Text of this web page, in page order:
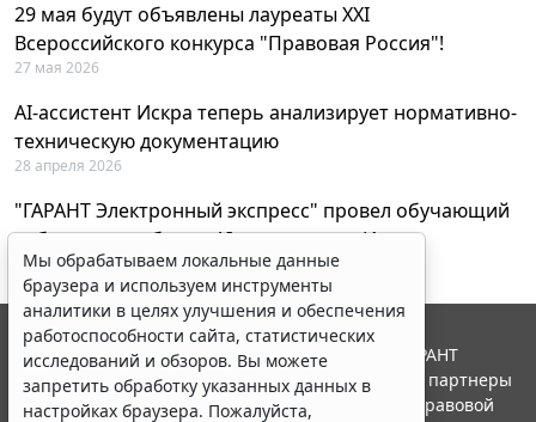
29 мая будут объявлены лауреаты XXI
Всероссийского конкурса "Правовая Россия"!
27 мая 2026
AI-ассистент Искра теперь анализирует нормативно-
техническую документацию
28 апреля 2026
"ГАРАНТ Электронный экспресс" провел обучающий
вебинар по работе с AI-ассистентом Искра
23 апреля 2026
Мы обрабатываем локальные данные
браузера и используем инструменты
аналитики в целях улучшения и обеспечения
работоспособности сайта, статистических
исследований и обзоров. Вы можете
запретить обработку указанных данных в
настройках браузера. Пожалуйста,
© ООО "НПП "ГАРАНТ-СЕРВИС", 2026. Система ГАРАНТ
выпускается с 1990 года. Компания "Гарант" и ее партнеры
являются участниками Российской ассоциации правовой